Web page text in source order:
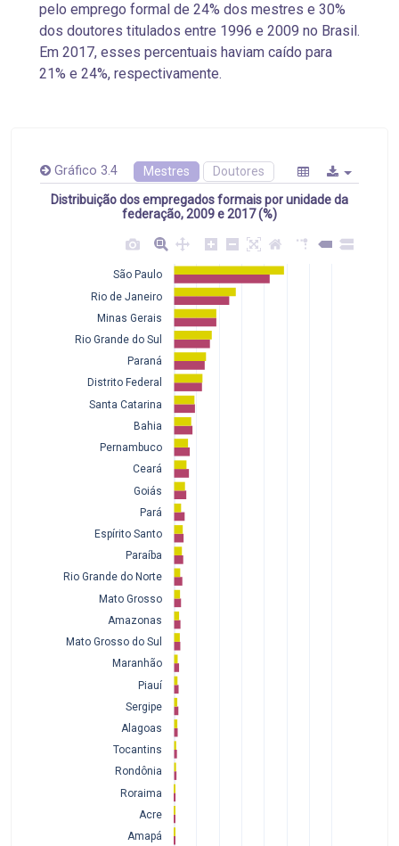
pelo emprego formal de 24% dos mestres e 30%
dos doutores titulados entre 1996 e 2009 no Brasil.
Em 2017, esses percentuais haviam caído para
21% e 24%, respectivamente.
Gráfico 3.4 Mestres Doutores
Distribuição dos empregados formais por unidade da
federação, 2009 e 2017 (%)
Amapá
Acre
Roraima
Rondônia
Tocantins
Alagoas
Sergipe
Piauí
Maranhão
Mato Grosso do Sul
Amazonas
Mato Grosso
Rio Grande do Norte
Paraíba
Espírito Santo
Pará
Goiás
Ceará
Pernambuco
Bahia
Santa Catarina
Distrito Federal
Paraná
Rio Grande do Sul
Minas Gerais
Rio de Janeiro
São Paulo